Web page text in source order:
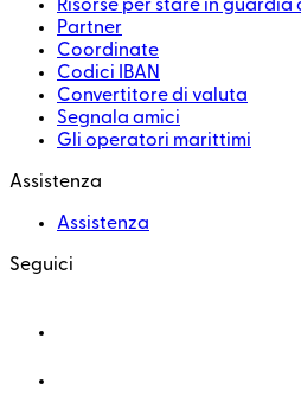
Risorse per stare in
Partner
Coordinate
Codici IBAN
Convertitore di valuta
Segnala amici
Gli operatori marittimi
Assistenza
Assistenza
Seguici